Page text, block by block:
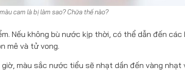
cam là bị làm sao? Chữa thế nào?
Nếu không bù nước kịp thời, có thể dẫn đến các
mê và tử vong.
màu sắc nước tiểu sẽ nhạt dần đến vàng nhạt